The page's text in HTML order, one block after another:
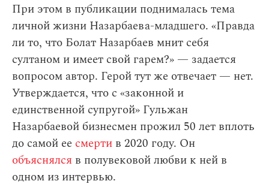
При этом в публикации поднималась тема
личной жизни Назарбаева-младшего. «Правда
ли то, что Болат Назарбаев мнит себя
султаном и имеет свой гарем?» — задается
вопросом автор. Герой тут же отвечает — нет.
Утверждается, что с «законной и
единственной супругой» Гульжан
Назарбаевой бизнесмен прожил 50 лет вплоть
до самой ее смерти в 2020 году. Он
объяснялся в полувековой любви к ней в
одном из интервью.